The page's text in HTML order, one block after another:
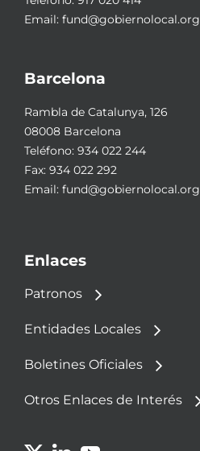
Email: fund@gobiernolocal.org
Barcelona
Rambla de Catalunya, 126
08008 Barcelona
Teléfono: 934 022 244
Fax: 934 022 292
Email: fund@gobiernolocal.org
Enlaces
Patronos
Entidades Locales
Boletines Oficiales
Otros Enlaces de Interés